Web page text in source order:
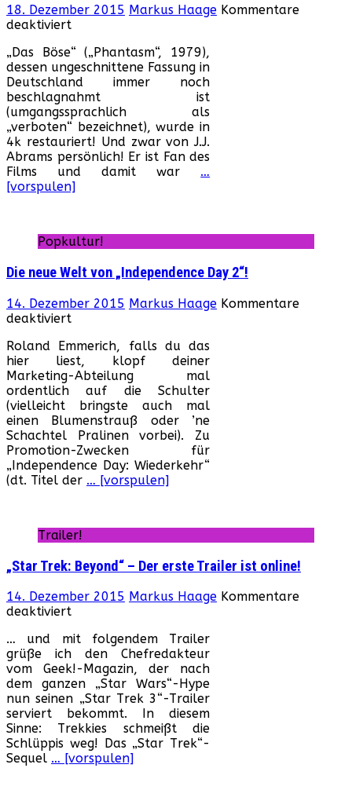
18. Dezember 2015 Markus Haage Kommentare
deaktiviertfür
„Star
Wars“
auf
„Phantasm“
trifft…
„Das Böse“ („Phantasm“, 1979),
dessen ungeschnittene Fassung in
Deutschland immer noch
beschlagnahmt ist
(umgangssprachlich als
„verboten“ bezeichnet), wurde in
4k restauriert! Und zwar von J.J.
Abrams persönlich! Er ist Fan des
Films und damit war …
[vorspulen]
Popkultur!
Die neue Welt von „Independence Day 2“!
14. Dezember 2015 Markus Haage Kommentare
deaktiviertfür
neue
Welt
von
„Independence
Day
2“!
Roland Emmerich, falls du das
hier liest, klopf deiner
Marketing-Abteilung mal
ordentlich auf die Schulter
(vielleicht bringste auch mal
einen Blumenstrauß oder ’ne
Schachtel Pralinen vorbei). Zu
Promotion-Zwecken für
„Independence Day: Wiederkehr“
(dt. Titel der … [vorspulen]
Trailer!
„Star Trek: Beyond“ – Der erste Trailer ist online!
14. Dezember 2015 Markus Haage Kommentare
deaktiviertfür
Trek:
Beyond“
–
Der
erste
Trailer
ist
online!
… und mit folgendem Trailer
grüße ich den Chefredakteur
vom Geek!-Magazin, der nach
dem ganzen „Star Wars“-Hype
nun seinen „Star Trek 3“-Trailer
serviert bekommt. In diesem
Sinne: Trekkies schmeißt die
Schlüppis weg! Das „Star Trek“-
Sequel … [vorspulen]